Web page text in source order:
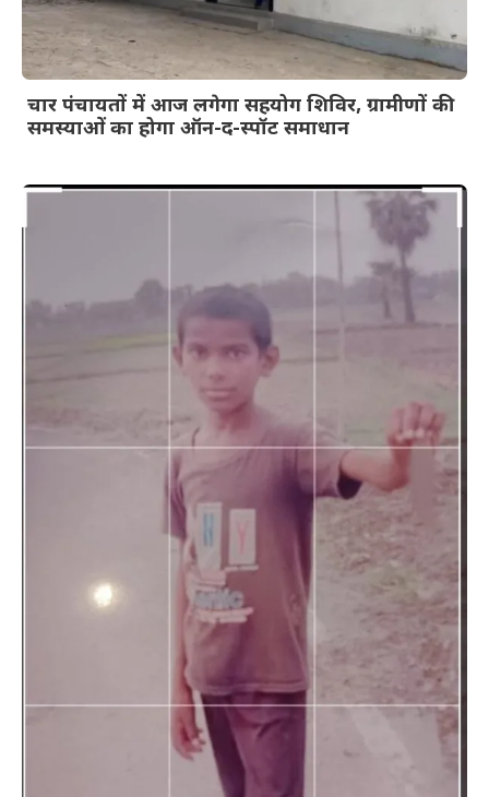
चार पंचायतों में आज लगेगा सहयोग शिविर, ग्रामीणों की
समस्याओं का होगा ऑन-द-स्पॉट समाधान